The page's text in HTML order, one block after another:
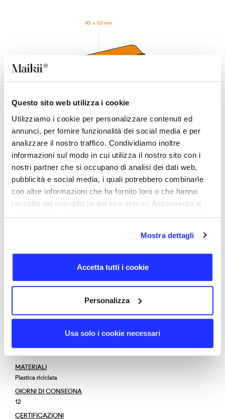
Questo sito web utilizza i cookie
Utilizziamo i cookie per personalizzare contenuti ed
annunci, per fornire funzionalità dei social media e per
analizzare il nostro traffico. Condividiamo inoltre
informazioni sul modo in cui utilizza il nostro sito con i
nostri partner che si occupano di analisi dei dati web,
pubblicità e social media, i quali potrebbero combinarle
con altre informazioni che ha fornito loro o che hanno
raccolto dal suo utilizzo dei loro servizi. Acconsenta ai
nostri cookie se continua ad utilizzare il nostro sito web.
Mostra dettagli
Accetta tutti i cookie
Personalizza
Usa solo i cookie necessari
83 mm
52 mm
83 × 52 mm
Chiavetta USB ultrasottile in plastica riciclata,
estremamente pratica da portare con sé grazie alla sua
forma a carta di credito e lo spessore di soli 2 mm. É il
prodotto con la superficie di stampa più ampia e si
uscita laterale, che può essere staccato per un utilizzo
serigrafia, quadricromia e stampa 3D.
CODICE PRODOTTO
MATERIALI
Plastica riciclata
GIORNI DI CONSEGNA
12
CERTIFICAZIONI